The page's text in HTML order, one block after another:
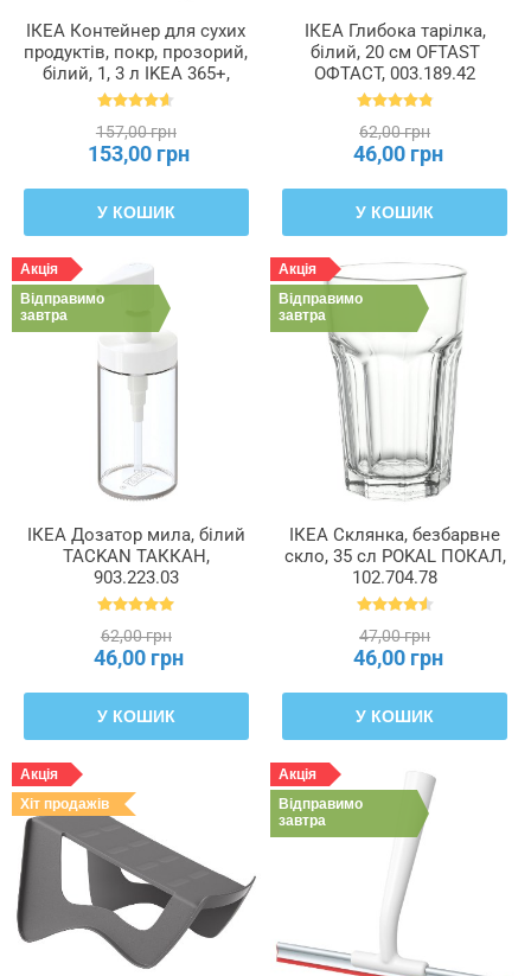
ІКЕА Контейнер для сухих
продуктів, покр, прозорий,
білий, 1, 3 л IKEA 365+,
800.667.23
157,00 грн
153,00 грн
У КОШИК
ІКЕА Глибока тарілка,
білий, 20 см OFTAST
ОФТАСТ, 003.189.42
62,00 грн
46,00 грн
У КОШИК
Акція
Відправимо
завтра
ІКЕА Дозатор мила, білий
TACKAN ТАККАН,
903.223.03
62,00 грн
46,00 грн
У КОШИК
Акція
Відправимо
завтра
ІКЕА Склянка, безбарвне
скло, 35 сл POKAL ПОКАЛ,
102.704.78
47,00 грн
46,00 грн
У КОШИК
Акція
Хіт продажів
Акція
Відправимо
завтра